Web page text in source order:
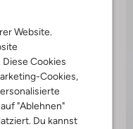
Website.
Cookies
Cookies,
"Ablehnen"
Du kannst